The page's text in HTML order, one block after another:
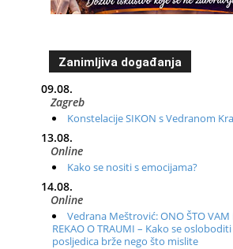
Zanimljiva događanja
09.08.
Zagreb
Konstelacije SIKON s Vedranom
13.08.
Online
Kako se nositi s emocijama?
14.08.
Online
Vedrana Meštrović: ONO ŠTO VAM
REKAO O TRAUMI – Kako se
posljedica brže nego što mislite